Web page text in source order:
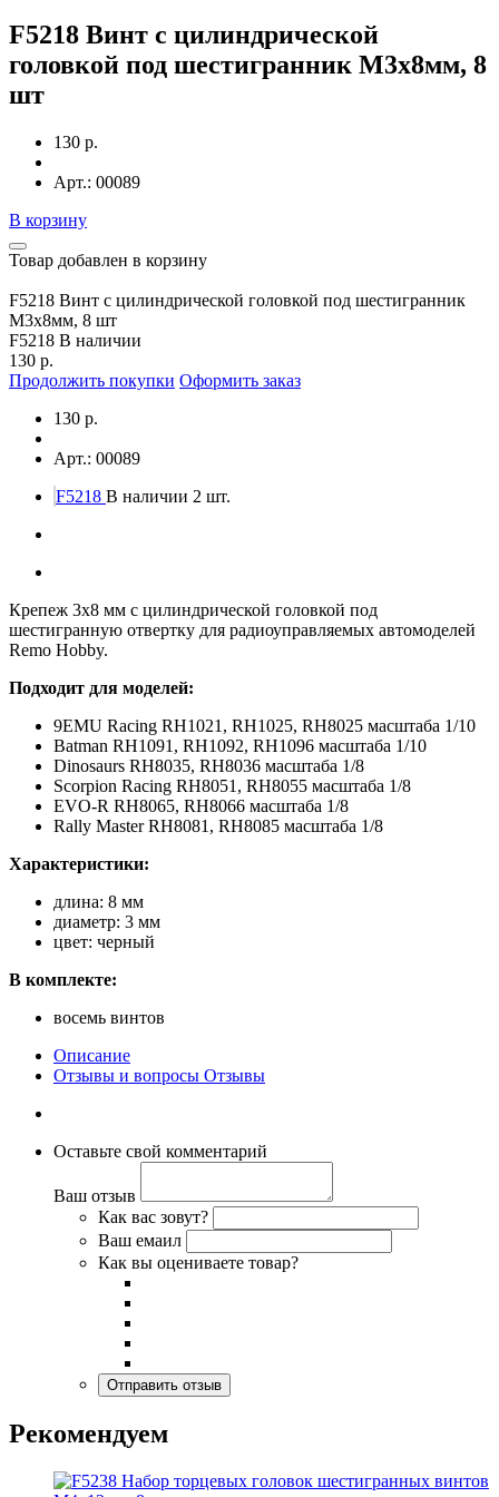
F5218 Винт с цилиндрической
головкой под шестигранник М3х8мм, 8
шт
130 р.
Арт.: 00089
В корзину
Товар добавлен в корзину
F5218 Винт с цилиндрической головкой под шестигранник
М3х8мм, 8 шт
F5218 В наличии
130 р.
Продолжить покупки Оформить заказ
130 р.
Арт.: 00089
F5218 В наличии 2 шт.
Крепеж 3x8 мм с цилиндрической головкой под
шестигранную отвертку для радиоуправляемых автомоделей
Remo Hobby.
Подходит для моделей:
9EMU Racing RH1021, RH1025, RH8025 масштаба 1/10
Batman RH1091, RH1092, RH1096 масштаба 1/10
Dinosaurs RH8035, RH8036 масштаба 1/8
Scorpion Racing RH8051, RH8055 масштаба 1/8
EVO-R RH8065, RH8066 масштаба 1/8
Rally Master RH8081, RH8085 масштаба 1/8
Характеристики:
длина: 8 мм
диаметр: 3 мм
цвет: черный
В комплекте:
восемь винтов
Описание
Отзывы и вопросы Отзывы
Оставьте свой комментарий
Ваш отзыв
Как вас зовут?
Ваш емаил
Как вы оцениваете товар?
Рекомендуем